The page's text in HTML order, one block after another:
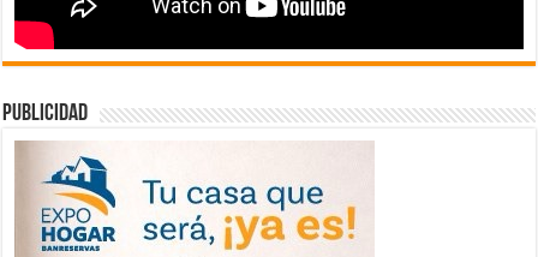
publicidad